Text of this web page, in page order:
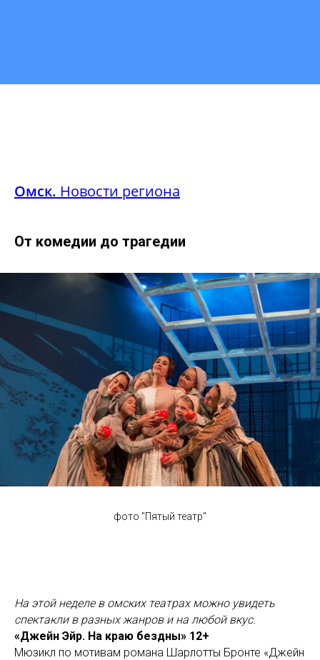
Омск. Новости региона
От комедии до трагедии
фото "Пятый театр"
На этой неделе в омских театрах можно увидеть
спектакли в разных жанров и на любой вкус.
«Джейн Эйр. На краю бездны» 12+
Мюзикл по мотивам романа Шарлотты Бронте «Джейн